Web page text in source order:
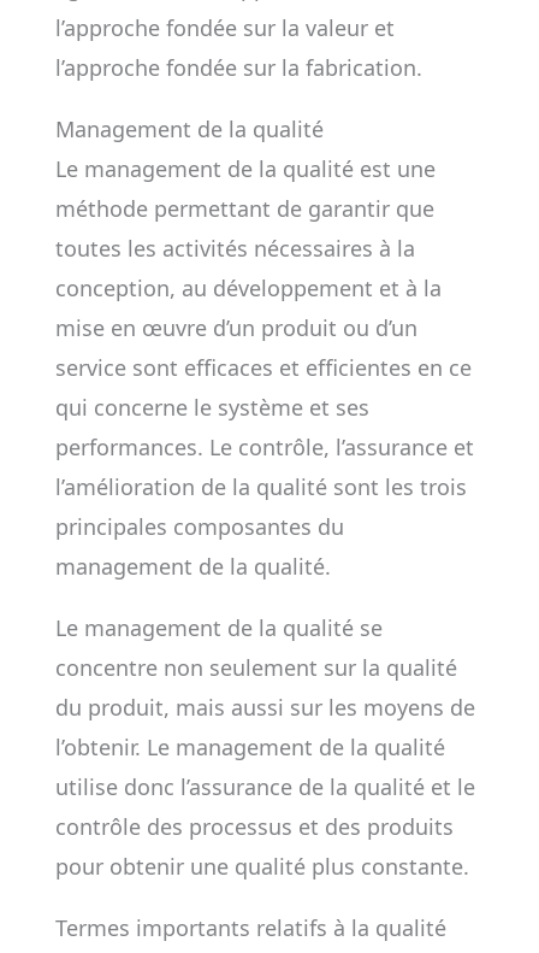
l’approche fondée sur la valeur et
l’approche fondée sur la fabrication.
Management de la qualité
Le management de la qualité est une
méthode permettant de garantir que
toutes les activités nécessaires à la
conception, au développement et à la
mise en œuvre d’un produit ou d’un
service sont efficaces et efficientes en ce
qui concerne le système et ses
performances. Le contrôle, l’assurance et
l’amélioration de la qualité sont les trois
principales composantes du
management de la qualité.
Le management de la qualité se
concentre non seulement sur la qualité
du produit, mais aussi sur les moyens de
l’obtenir. Le management de la qualité
utilise donc l’assurance de la qualité et le
contrôle des processus et des produits
pour obtenir une qualité plus constante.
Termes importants relatifs à la qualité